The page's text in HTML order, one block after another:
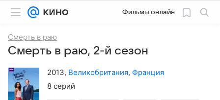
Фильмы онлайн
Смерть в раю
Смерть в раю, 2-й сезон
2013, Великобритания, Франция
8 серий